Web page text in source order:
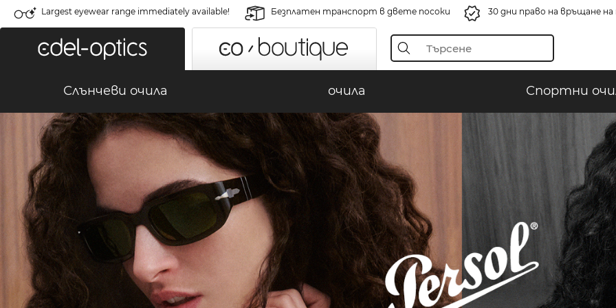
Largest eyewear range immediately available! Безплатен транспорт в двете посоки 30 дни право на връщане
Слънчеви очила очила Спортни